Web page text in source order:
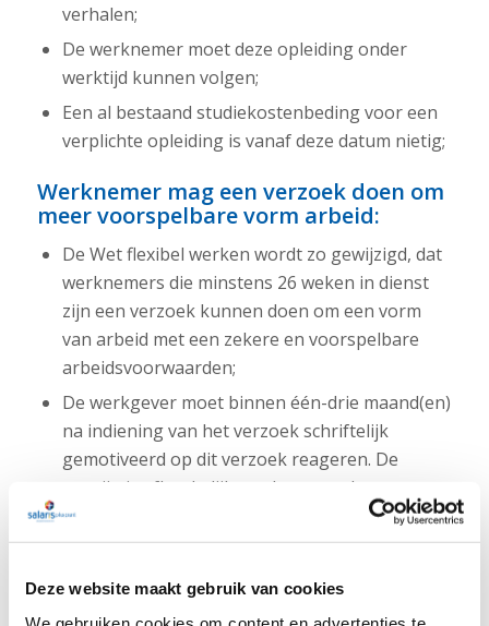
Deze website maakt gebruik van cookies
verhalen;
De werknemer moet deze opleiding onder
werktijd kunnen volgen;
Een al bestaand studiekostenbeding voor een
verplichte opleiding is vanaf deze datum nietig;
Werknemer mag een verzoek doen om
meer voorspelbare vorm arbeid:
De Wet flexibel werken wordt zo gewijzigd, dat
werknemers die minstens 26 weken in dienst
zijn een verzoek kunnen doen om een vorm
van arbeid met een zekere en voorspelbare
arbeidsvoorwaarden;
De werkgever moet binnen één-drie maand(en)
na indiening van het verzoek schriftelijk
gemotiveerd op dit verzoek reageren. De
termijn is afhankelijk van het aantal
werknemers;
Bij geen reactie van de werkgever wordt de
vorm van arbeid aangepast conform het